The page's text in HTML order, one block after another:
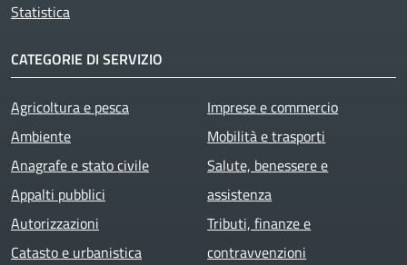
Statistica
CATEGORIE DI SERVIZIO
Agricoltura e pesca
Ambiente
Anagrafe e stato civile
Appalti pubblici
Autorizzazioni
Catasto e urbanistica
Imprese e commercio
Mobilità e trasporti
Salute, benessere e
assistenza
Tributi, finanze e
contravvenzioni